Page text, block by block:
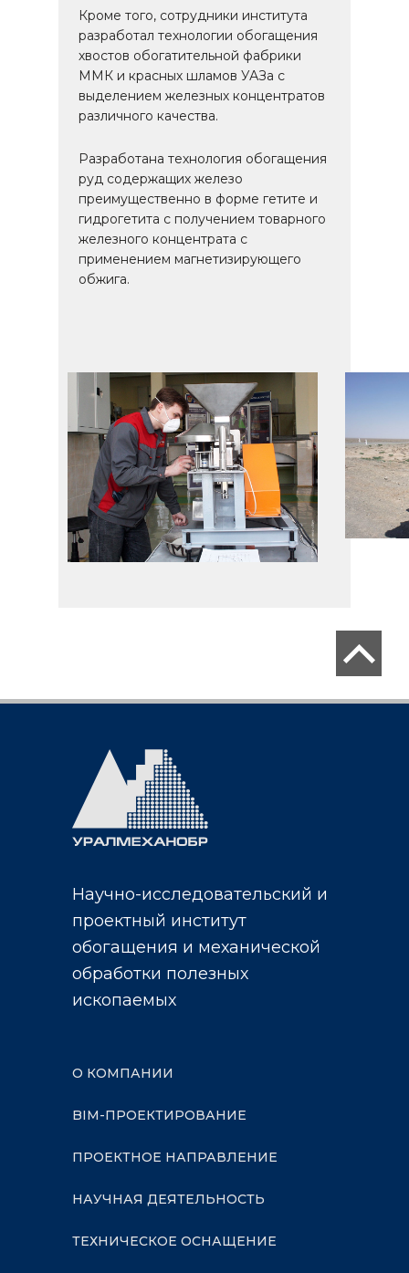
Кроме того, сотрудники института
разработал технологии обогащения
хвостов обогатительной фабрики
ММК и красных шламов УАЗа с
выделением железных концентратов
различного качества.
Разработана технология обогащения
руд содержащих железо
преимущественно в форме гетите и
гидрогетита с получением товарного
железного концентрата с
применением магнетизирующего
обжига.
Научно-исследовательский и
проектный институт
обогащения и механической
обработки полезных
ископаемых
О КОМПАНИИ
BIM-ПРОЕКТИРОВАНИЕ
ПРОЕКТНОЕ НАПРАВЛЕНИЕ
НАУЧНАЯ ДЕЯТЕЛЬНОСТЬ
ТЕХНИЧЕСКОЕ ОСНАЩЕНИЕ